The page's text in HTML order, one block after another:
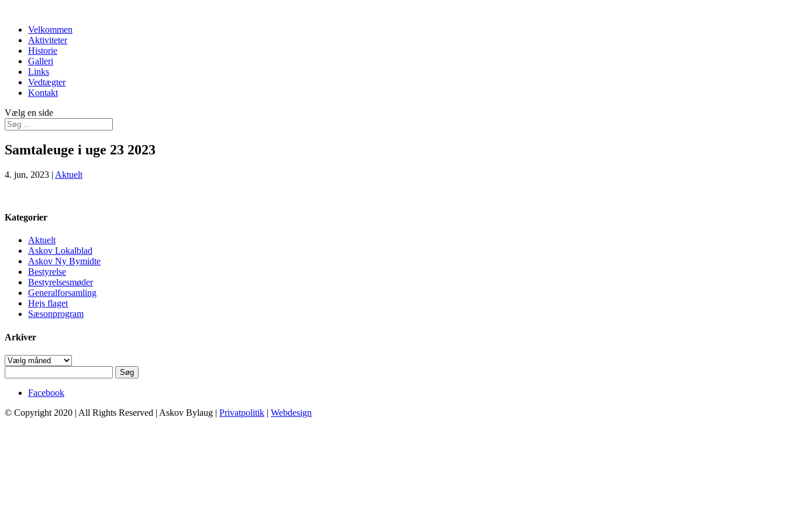
Velkommen
Aktiviteter
Historie
Galleri
Links
Vedtægter
Kontakt
Vælg en side
Samtaleuge i uge 23 2023
4. jun, 2023 | Aktuelt
Kategorier
Aktuelt
Askov Lokalblad
Askov Ny Bymidte
Bestyrelse
Bestyrelsesmøder
Generalforsamling
Hejs flaget
Sæsonprogram
Arkiver
Arkiver
efter:
Facebook
© Copyright 2020 | All Rights Reserved | Askov Bylaug | Privatpolitik | Webdesign